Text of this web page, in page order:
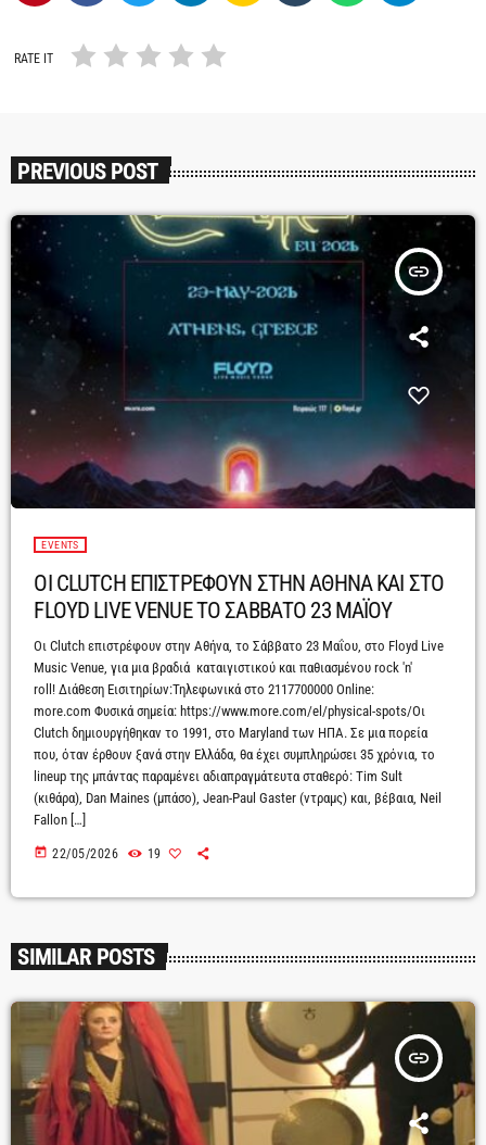
RATE IT
PREVIOUS POST
insert_link
EVENTS
ΟΙ CLUTCH ΕΠΙΣΤΡΕΦΟΥΝ ΣΤΗΝ ΑΘΗΝΑ ΚΑΙ ΣΤΟ
FLOYD LIVE VENUE ΤΟ ΣΑΒΒΑΤΟ 23 ΜΑΪΟΥ
Οι Clutch επιστρέφουν στην Αθήνα, το Σάββατο 23 Μαΐου, στο Floyd Live
Music Venue, για μια βραδιά καταιγιστικού και παθιασμένου rock 'n'
roll! Διάθεση Εισιτηρίων:Τηλεφωνικά στο 2117700000 Online:
more.com Φυσικά σημεία: https://www.more.com/el/physical-spots/Οι
Clutch δημιουργήθηκαν το 1991, στο Maryland των ΗΠΑ. Σε μια πορεία
που, όταν έρθουν ξανά στην Ελλάδα, θα έχει συμπληρώσει 35 χρόνια, το
lineup της μπάντας παραμένει αδιαπραγμάτευτα σταθερό: Tim Sult
(κιθάρα), Dan Maines (μπάσο), Jean-Paul Gaster (ντραμς) και, βέβαια, Neil
Fallon […]
today 22/05/2026 19
SIMILAR POSTS
insert_link